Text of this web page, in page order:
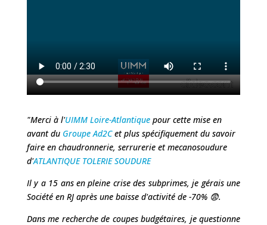
"Merci à l'UIMM Loire-Atlantiquepour cette mise en
avant du Groupe Ad2Cet plus spécifiquement du savoir
faire en chaudronnerie, serrurerie et mecanosoudure
d'ATLANTIQUE TOLERIE SOUDURE
Il y a 15 ans en pleine crise des subprimes, je gérais une
Société en RJ après une baisse d'activité de -70% 😨.
Dans me recherche de coupes budgétaires, je questionne